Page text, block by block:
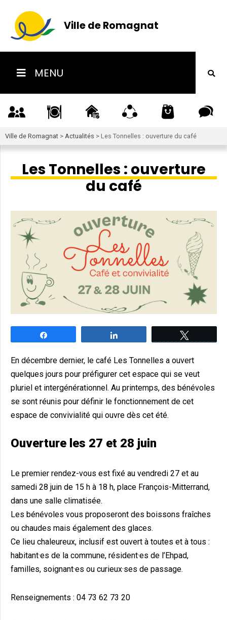
Ville de Romagnat
MENU
Ville de Romagnat > Actualités > Les Tonnelles : ouverture du café
Les Tonnelles : ouverture
du café
En décembre dernier, le café Les Tonnelles a ouvert
quelques jours pour préfigurer cet espace qui se veut
pluriel et intergénérationnel. Au printemps, des bénévoles
se sont réunis pour définir le fonctionnement de cet
espace de convivialité qui ouvre dès cet été.
Ouverture les 27 et 28 juin
Le premier rendez-vous est fixé au vendredi 27 et au
samedi 28 juin de 15 h à 18 h, place François-Mitterrand,
dans une salle climatisée.
Les bénévoles vous proposeront des boissons fraîches
ou chaudes mais également des glaces.
Ce lieu chaleureux, inclusif est ouvert à toutes et à tous :
habitant·es de la commune, résident·es de l’Ehpad,
familles, soignant·es ou curieux·ses de passage.
Renseignements : 04 73 62 73 20